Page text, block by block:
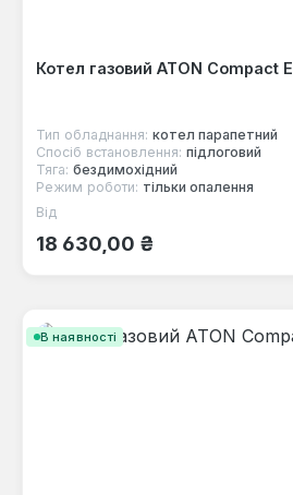
Котел газовий ATON Compact E
Тип обладнання: котел парапетний
Спосіб встановлення: підлоговий
Тяга: бездимохідний
Режим роботи: тільки опалення
Звичайна ціна:
Від
18 630,00 ₴
В наявності